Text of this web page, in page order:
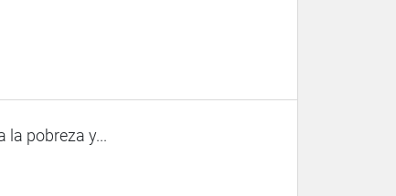
la pobreza y...